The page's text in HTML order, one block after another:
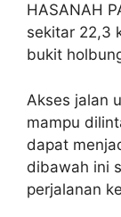
HASANAH
sekitar 22,3
bukit
Akses jalan
mampu
dapat
dibawah ini
perjalanan